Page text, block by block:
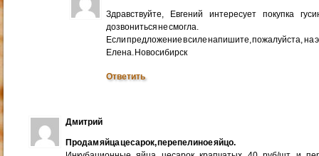
Здравствуйте, Евгений интересует покупка
дозвониться не смогла.
Если предложение в силе напишите, пожалуйста, на
Елена. Новосибирск
Ответить
Дмитрий
Продам яйца цесарок, перепелиное яйцо.